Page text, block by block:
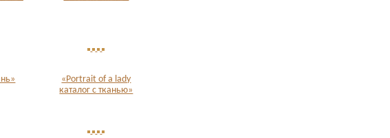
«Portrait of a lady
каталог с тканью»